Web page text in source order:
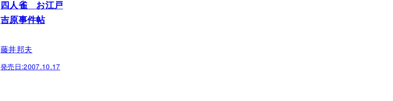
四人雀 お江戸
吉原事件帖
藤井邦夫
発売日:2007.10.17